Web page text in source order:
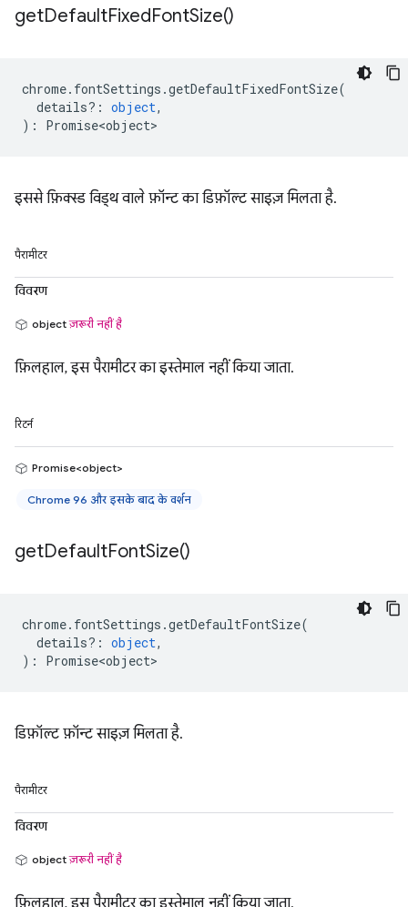
getDefaultFixedFontSize()
chrome. fontSettings .getDefaultFixedFontSize(
details? : object,
) : Promise<object>
इससे फ़िक्स्ड विड्थ वाले फ़ॉन्ट का डिफ़ॉल्ट साइज़ मिलता है.
पैरामीटर
विवरण
objectज़रूरी नहीं है
फ़िलहाल, इस पैरामीटर का इस्तेमाल नहीं किया जाता.
रिटर्न
Promise<object>
Chrome 96 और इसके बाद के वर्शन
getDefaultFontSize()
chrome. fontSettings .getDefaultFontSize(
details? : object,
) : Promise<object>
डिफ़ॉल्ट फ़ॉन्ट साइज़ मिलता है.
पैरामीटर
विवरण
objectज़रूरी नहीं है
फ़िलहाल, इस पैरामीटर का इस्तेमाल नहीं किया जाता.